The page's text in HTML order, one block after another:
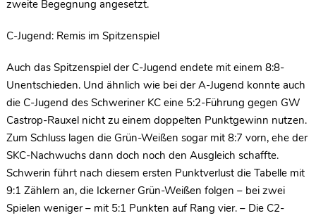
zweite Begegnung angesetzt.
C-Jugend: Remis im Spitzenspiel
Auch das Spitzenspiel der C-Jugend endete mit einem 8:8-
Unentschieden. Und ähnlich wie bei der A-Jugend konnte auch
die C-Jugend des Schweriner KC eine 5:2-Führung gegen GW
Castrop-Rauxel nicht zu einem doppelten Punktgewinn nutzen.
Zum Schluss lagen die Grün-Weißen sogar mit 8:7 vorn, ehe der
SKC-Nachwuchs dann doch noch den Ausgleich schaffte.
Schwerin führt nach diesem ersten Punktverlust die Tabelle mit
9:1 Zählern an, die Ickerner Grün-Weißen folgen – bei zwei
Spielen weniger – mit 5:1 Punkten auf Rang vier. – Die C2-